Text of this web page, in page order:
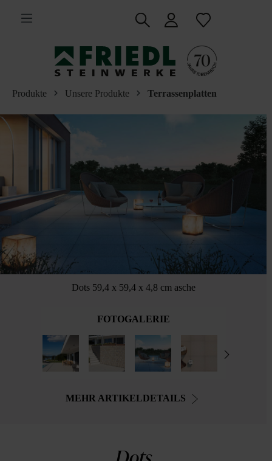
springen
Produkte Unsere Produkte Terrassenplatten
Dots 59,4 x 59,4 x 4,8 cm asche
FOTOGALERIE
MEHR ARTIKELDETAILS